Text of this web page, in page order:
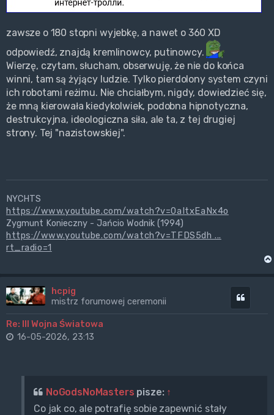
zawsze o 180 stopni wyjebkę, a nawet o 360 XD
odpowiedź, znajdą kremlinowcy, putinowcy.
Wierzę, czytam, słucham, obserwuję, że nie do końca
winni, tam są żyjący ludzie. Tylko pierdolony system czyni
ich robotami reżimu. Nie chciałbym, nigdy, dowiedzieć się,
że mną kierowała kiedykolwiek, podobna hipnotyczna,
destrukcyjna, ideologiczna siła, ale ta, z tej drugiej
strony. Tej "nazistowskiej".
NYCHTS
https://www.youtube.com/watch?v=0aItxEaNx4o
Zygmunt Konieczny - Jańcio Wodnik (1994)
https://www.youtube.com/watch?v=TFDS5dh ...
rt_radio=1
hcpig
mistrz forumowej ceremonii
Re: III Wojna Światowa
16-05-2026, 23:13
NoGodsNoMasters pisze: ↑
Co jak co, ale potrafię sobie zapewnić stały